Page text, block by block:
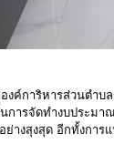
ค์การิหารส่วนตำ
การจัดทำงบประ
างสุงสุด อีกทั้งก